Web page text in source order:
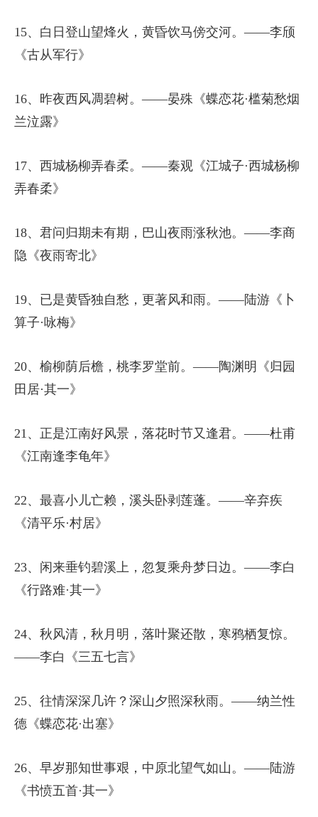
15、白日登山望烽火，黄昏饮马傍交河。——李颀
《古从军行》
16、昨夜西风凋碧树。——晏殊《蝶恋花·槛菊愁烟
兰泣露》
17、西城杨柳弄春柔。——秦观《江城子·西城杨柳
弄春柔》
18、君问归期未有期，巴山夜雨涨秋池。——李商
隐《夜雨寄北》
19、已是黄昏独自愁，更著风和雨。——陆游《卜
算子·咏梅》
20、榆柳荫后檐，桃李罗堂前。——陶渊明《归园
田居·其一》
21、正是江南好风景，落花时节又逢君。——杜甫
《江南逢李龟年》
22、最喜小儿亡赖，溪头卧剥莲蓬。——辛弃疾
《清平乐·村居》
23、闲来垂钓碧溪上，忽复乘舟梦日边。——李白
《行路难·其一》
24、秋风清，秋月明，落叶聚还散，寒鸦栖复惊。
——李白《三五七言》
25、往情深深几许？深山夕照深秋雨。——纳兰性
德《蝶恋花·出塞》
26、早岁那知世事艰，中原北望气如山。——陆游
《书愤五首·其一》